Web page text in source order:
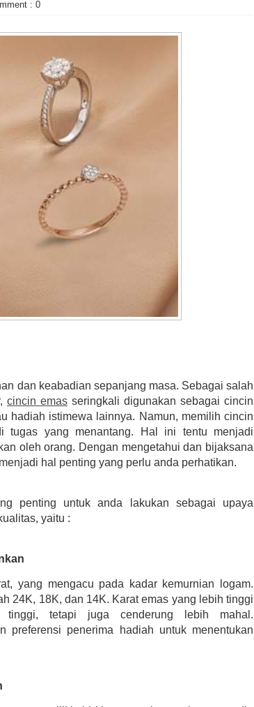
► JANUARI
: 0
dan keabadian sepanjang masa. Sebagai salah
cincin emas seringkali digunakan sebagai cincin
hadiah istimewa lainnya. Namun, memilih cincin
tugas yang menantang. Hal ini tentu menjadi
oleh orang. Dengan mengetahui dan bijaksana
hal penting yang perlu anda perhatikan.
penting untuk anda lakukan sebagai upaya
yaitu :
yang mengacu pada kadar kemurnian logam.
24K, 18K, dan 14K. Karat emas yang lebih tinggi
tinggi, tetapi juga cenderung lebih mahal.
preferensi penerima hadiah untuk menentukan